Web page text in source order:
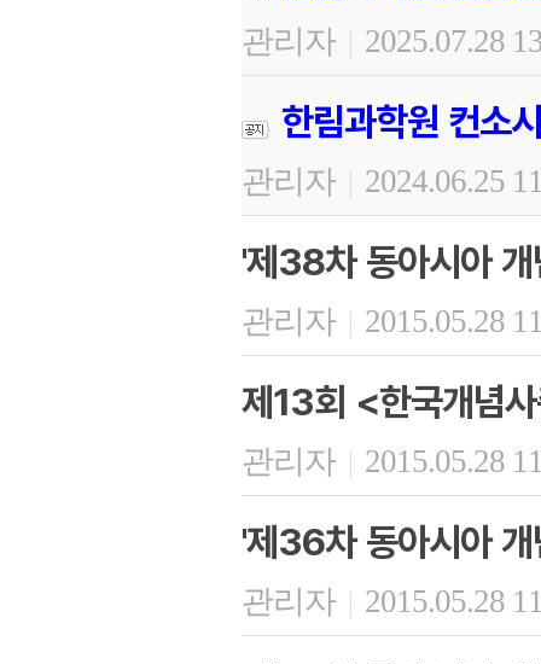
관리자 | 2025.07.28
한림과학원 컨소
관리자 | 2024.06.25
'제38차 동아시아
관리자 | 2015.05.28
제13회 <한국개념
관리자 | 2015.05.28
'제36차 동아시아
관리자 | 2015.05.28